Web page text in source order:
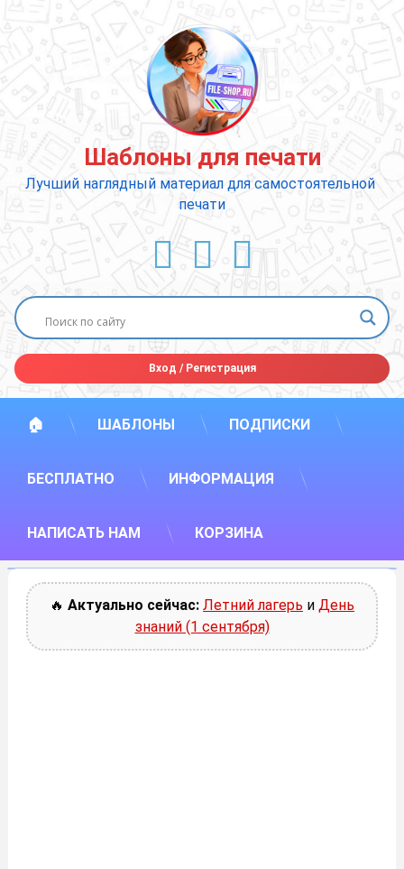
содержимому
Шаблоны для печати
Лучший наглядный материал для самостоятельной
печати
ВКонтакте
YouTube
E-mail
Вход /Регистрация
🏠 ШАБЛОНЫ ПОДПИСКИ
БЕСПЛАТНО ИНФОРМАЦИЯ
НАПИСАТЬ НАМ КОРЗИНА
🔥 Актуально сейчас: Летний лагерь и День
знаний (1 сентября)